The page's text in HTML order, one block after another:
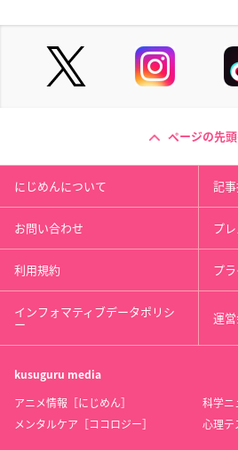
ページの先
にじめんについて 記
お問い合わせ プ
利用規約 プ
インフォマティブデータポリシ
ー 運
kusuguru media
アニメ情報［にじめん］
科学ニ
メンタルケア［ココロジー］
心理テ